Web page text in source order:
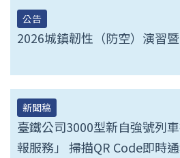
公告
2026城鎮韌性（防空）演習
新聞稿
臺鐵公司3000型新自強號列
報服務」 掃描QR Code即時